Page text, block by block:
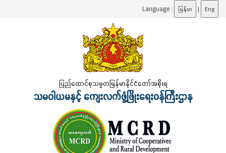
Language : မြန်မာ | Eng
ပြည်ထောင်စုသမ္မတမြန်မာနိုင်ငံတော်အစိုးရ
သမဝါယမနှင့် ကျေးလက်ဖွံ့ဖြိုးရေးဝန်ကြီးဌာန